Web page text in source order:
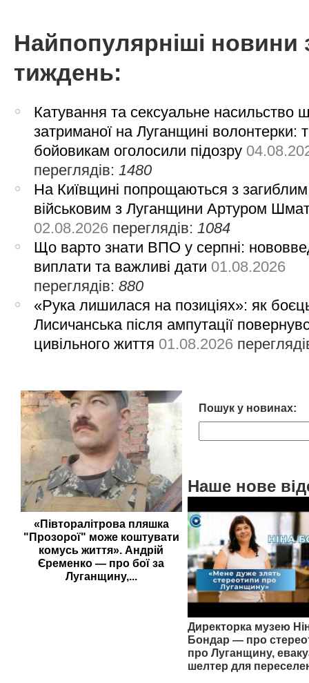
Найпопулярніші новини
тиждень:
Катування та сексуальне насильство
затриманої на Луганщині волонтерки:
бойовикам оголосили підозру
переглядів:1480
На Київщині попрощаються з загиблим
військовим з Луганщини Артуром
02.08.2026 переглядів:1084
Що варто знати ВПО у серпні:
виплати та важливі дати 01.08.2026
переглядів:880
«Рука лишилася на позиціях»: як
Лисичанська після ампутації
цивільного життя 01.08.2026
«Півторалітрова пляшка
"Прозорої" може коштувати
комусь життя». Андрій
Єременко — про бої за
Луганщину,...
Пошук у новинах:
Наше нове
Директорка музею
Бондар — про
про Луганщину,
шелтер для